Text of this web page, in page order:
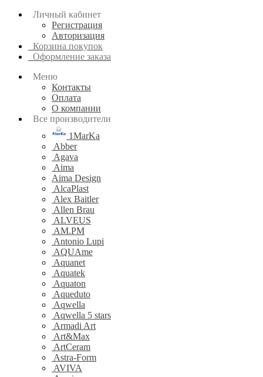
Личный кабинет
Регистрация
Авторизация
Корзина покупок
Оформление заказа
Меню
Контакты
Оплата
О компании
Все производители
1MarKa
Abber
Agava
Aima
Aima Design
AlcaPlast
Alex Baitler
Allen Brau
ALVEUS
AM.PM
Antonio Lupi
AQUAme
Aquanet
Aquatek
Aquaton
Aqueduto
Aqwella
Aqwella 5 stars
Armadi Art
Art&Max
ArtCeram
Astra-Form
AVIVA